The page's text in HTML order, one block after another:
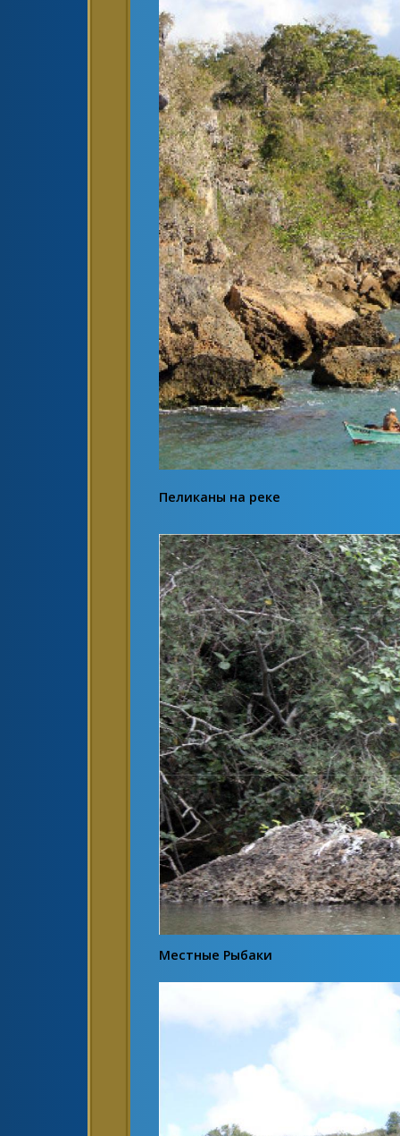
Пеликаны на реке
Местные Рыбаки